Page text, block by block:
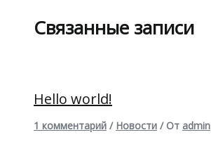
Связанные записи
Hello world!
1 комментарий / Новости / От admin